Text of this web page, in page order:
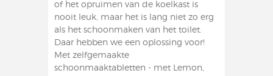
of het opruimen van de koelkast is
nooit leuk, maar het is lang niet zo erg
als het schoonmaken van het toilet.
Daar hebben we een oplossing voor!
Met zelfgemaakte
schoonmaaktabletten - met Lemon,